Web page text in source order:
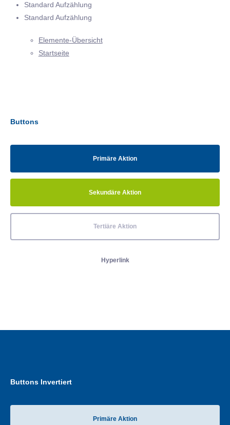
Standard Aufzählung
Standard Aufzählung
Elemente-Übersicht
Startseite
Buttons
Primäre Aktion
Sekundäre Aktion
Tertiäre Aktion
Hyperlink
Buttons Invertiert
Primäre Aktion